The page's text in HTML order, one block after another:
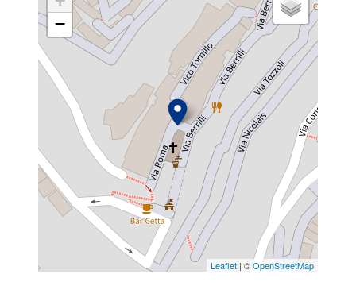
−
Leaflet | ©OpenStreetMap